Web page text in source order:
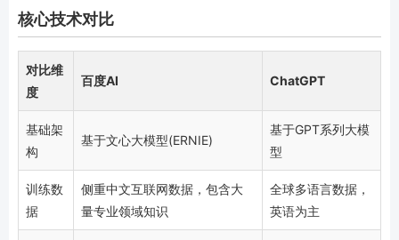
核心技术对比
对比维
度
百度AI ChatGPT
基础架
构
基于文心大模型(ERNIE)
基于GPT系列大模
型
训练数
据
侧重中文互联网数据，包含大
量专业领域知识
全球多语言数据，
英语为主